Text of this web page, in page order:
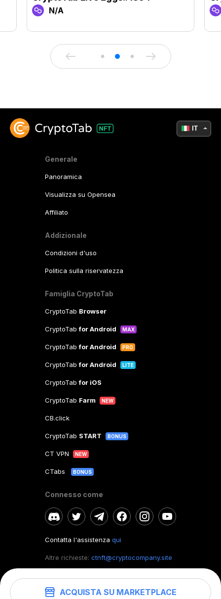
ACQUISTA SU MARKETPLACE
N/A
Generale
Panoramica
Visualizza su Opensea
Affiliato
Addizionale
Condizioni d'uso
Politica sulla riservatezza
Famiglia CryptoTab
CryptoTab Browser
CryptoTabfor Android MAX
CryptoTabfor Android PRO
CryptoTabfor Android LITE
CryptoTabfor iOS
CryptoTab Farm NEW
CB.click
CryptoTab START BONUS
CT VPN NEW
CTabs BONUS
Connesso come
Contatta l'assistenza qui
Altre richieste: ctnft@cryptocompany.site
IT